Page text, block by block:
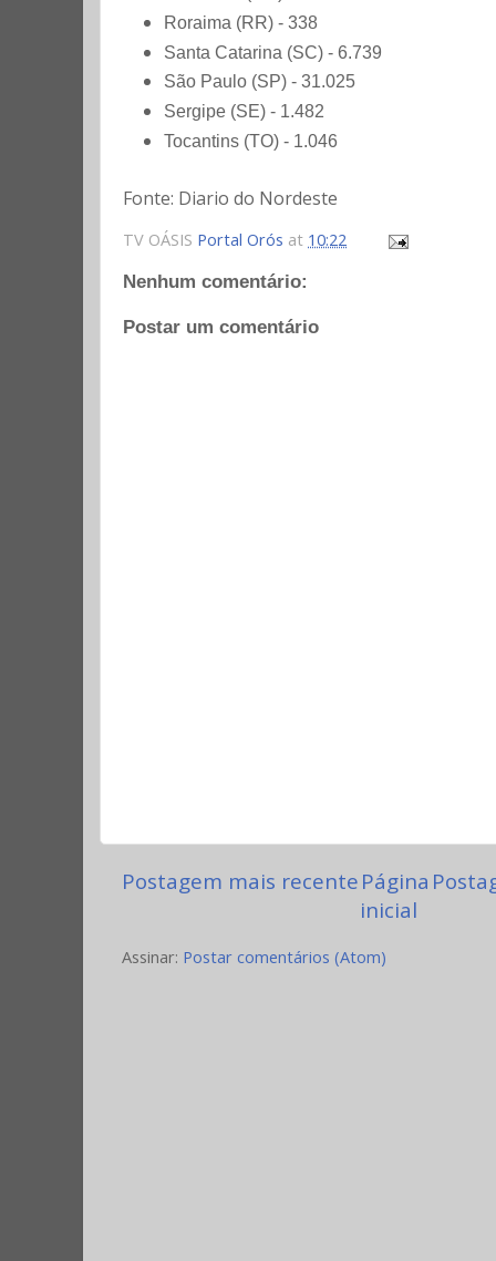
Roraima (RR) - 338
Santa Catarina (SC) - 6.739
São Paulo (SP) - 31.025
Sergipe (SE) - 1.482
Tocantins (TO) - 1.046
Fonte: Diario do Nordeste
TV OÁSIS Portal Orós at 10:22
Nenhum comentário:
Postar um comentário
Postagem mais recentePágina
inicial
Assinar: Postar comentários (Atom)